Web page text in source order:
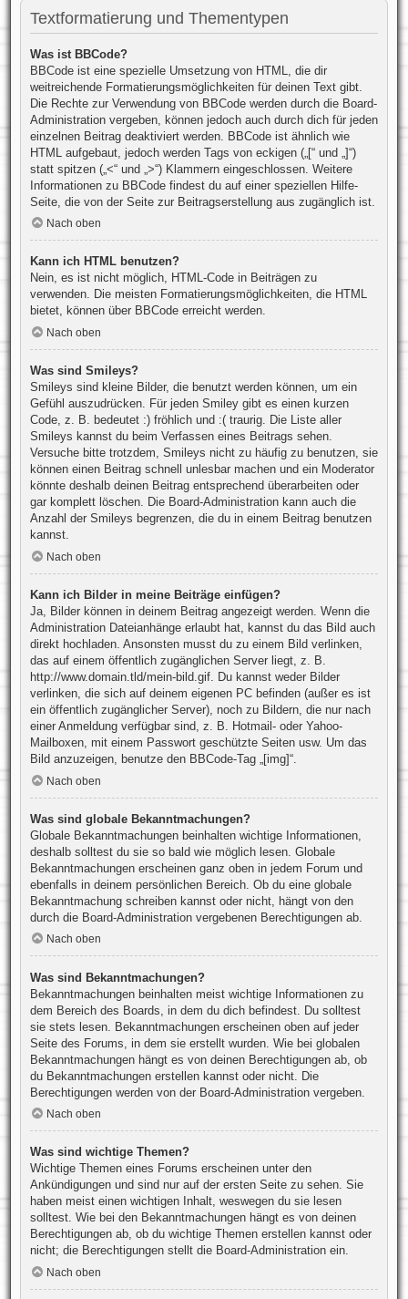
Textformatierung und Thementypen
Was ist BBCode?
BBCode ist eine spezielle Umsetzung von HTML, die dir
weitreichende Formatierungsmöglichkeiten für deinen Text gibt.
Die Rechte zur Verwendung von BBCode werden durch die Board-
Administration vergeben, können jedoch auch durch dich für jeden
einzelnen Beitrag deaktiviert werden. BBCode ist ähnlich wie
HTML aufgebaut, jedoch werden Tags von eckigen („[“ und „]“)
statt spitzen („<“ und „>“) Klammern eingeschlossen. Weitere
Informationen zu BBCode findest du auf einer speziellen Hilfe-
Seite, die von der Seite zur Beitragserstellung aus zugänglich ist.
Nach oben
Kann ich HTML benutzen?
Nein, es ist nicht möglich, HTML-Code in Beiträgen zu
verwenden. Die meisten Formatierungsmöglichkeiten, die HTML
bietet, können über BBCode erreicht werden.
Nach oben
Was sind Smileys?
Smileys sind kleine Bilder, die benutzt werden können, um ein
Gefühl auszudrücken. Für jeden Smiley gibt es einen kurzen
Code, z. B. bedeutet :) fröhlich und :( traurig. Die Liste aller
Smileys kannst du beim Verfassen eines Beitrags sehen.
Versuche bitte trotzdem, Smileys nicht zu häufig zu benutzen, sie
können einen Beitrag schnell unlesbar machen und ein Moderator
könnte deshalb deinen Beitrag entsprechend überarbeiten oder
gar komplett löschen. Die Board-Administration kann auch die
Anzahl der Smileys begrenzen, die du in einem Beitrag benutzen
kannst.
Nach oben
Kann ich Bilder in meine Beiträge einfügen?
Ja, Bilder können in deinem Beitrag angezeigt werden. Wenn die
Administration Dateianhänge erlaubt hat, kannst du das Bild auch
direkt hochladen. Ansonsten musst du zu einem Bild verlinken,
das auf einem öffentlich zugänglichen Server liegt, z. B.
http://www.domain.tld/mein-bild.gif. Du kannst weder Bilder
verlinken, die sich auf deinem eigenen PC befinden (außer es ist
ein öffentlich zugänglicher Server), noch zu Bildern, die nur nach
einer Anmeldung verfügbar sind, z. B. Hotmail- oder Yahoo-
Mailboxen, mit einem Passwort geschützte Seiten usw. Um das
Bild anzuzeigen, benutze den BBCode-Tag „[img]“.
Nach oben
Was sind globale Bekanntmachungen?
Globale Bekanntmachungen beinhalten wichtige Informationen,
deshalb solltest du sie so bald wie möglich lesen. Globale
Bekanntmachungen erscheinen ganz oben in jedem Forum und
ebenfalls in deinem persönlichen Bereich. Ob du eine globale
Bekanntmachung schreiben kannst oder nicht, hängt von den
durch die Board-Administration vergebenen Berechtigungen ab.
Nach oben
Was sind Bekanntmachungen?
Bekanntmachungen beinhalten meist wichtige Informationen zu
dem Bereich des Boards, in dem du dich befindest. Du solltest
sie stets lesen. Bekanntmachungen erscheinen oben auf jeder
Seite des Forums, in dem sie erstellt wurden. Wie bei globalen
Bekanntmachungen hängt es von deinen Berechtigungen ab, ob
du Bekanntmachungen erstellen kannst oder nicht. Die
Berechtigungen werden von der Board-Administration vergeben.
Nach oben
Was sind wichtige Themen?
Wichtige Themen eines Forums erscheinen unter den
Ankündigungen und sind nur auf der ersten Seite zu sehen. Sie
haben meist einen wichtigen Inhalt, weswegen du sie lesen
solltest. Wie bei den Bekanntmachungen hängt es von deinen
Berechtigungen ab, ob du wichtige Themen erstellen kannst oder
nicht; die Berechtigungen stellt die Board-Administration ein.
Nach oben